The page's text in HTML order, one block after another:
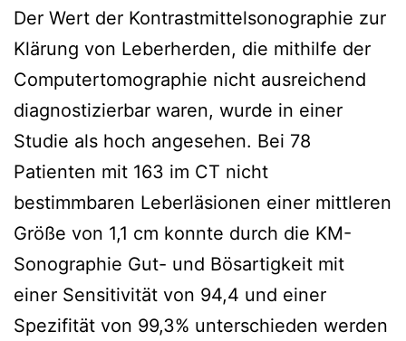
Der Wert der Kontrastmittelsonographie zur
Klärung von Leberherden, die mithilfe der
Computertomographie nicht ausreichend
diagnostizierbar waren, wurde in einer
Studie als hoch angesehen. Bei 78
Patienten mit 163 im CT nicht
bestimmbaren Leberläsionen einer mittleren
Größe von 1,1 cm konnte durch die KM-
Sonographie Gut- und Bösartigkeit mit
einer Sensitivität von 94,4 und einer
Spezifität von 99,3% unterschieden werden